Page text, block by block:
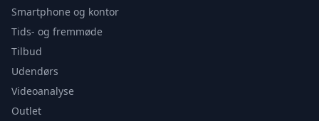
Smartphone og kontor
Tids- og fremmøde
Tilbud
Udendørs
Videoanalyse
Outlet